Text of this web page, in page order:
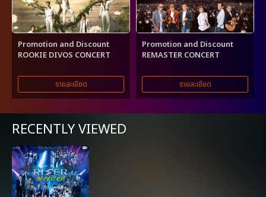
Promotion and Discount
ROOKIE DIVOS CONCERT
รายละเอียด
Promotion and Discount
REMASTER CONCERT
รายละเอียด
RECENTLY VIEWED